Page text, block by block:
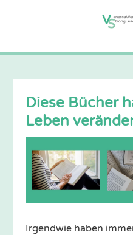
Diese Bücher
Leben
Irgendwie haben